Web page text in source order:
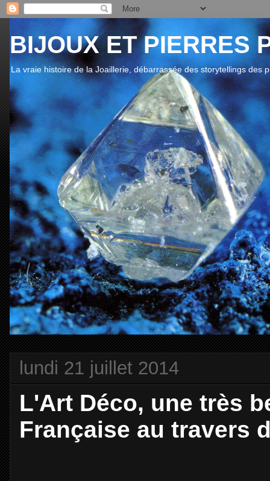
BIJOUX ET PIERRES
La vraie histoire de la Joaillerie, débarrassée des storytellings des
lundi 21 juillet 2014
L'Art Déco, une très
Française au travers